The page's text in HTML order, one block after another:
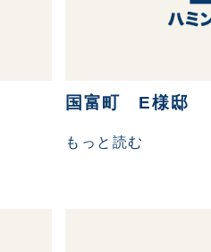
国富町 E様邸
もっと読む